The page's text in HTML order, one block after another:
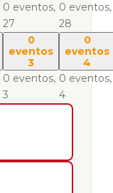
0 eventos,
27
0 eventos,
28
0
eventos
3
0 eventos,
3
0
eventos
4
0 eventos,
4